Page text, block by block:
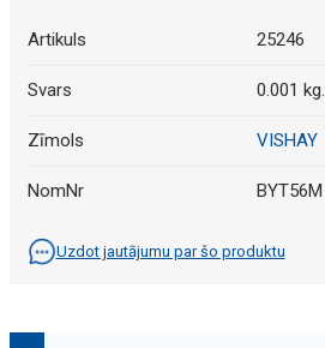
Artikuls 25246
Svars 0.001 kg.
Zīmols VISHAY
NomNr BYT56M
Uzdot jautājumu par šo produktu